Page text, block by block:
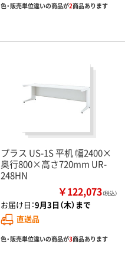
色・販売単位違いの商品が2商品あります
プラス US-1S 平机 幅2400×
奥行800×高さ720mm UR-
248HN
￥122,073（税込）
お届け日：9月3日（木）まで
直送品
色・販売単位違いの商品が3商品あります